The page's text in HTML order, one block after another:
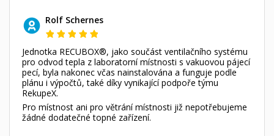
Rolf Schernes
Jednotka RECUBOX®, jako součást ventilačního systému
pro odvod tepla z laboratorní místnosti s vakuovou pájecí
pecí, byla nakonec včas nainstalována a funguje podle
plánu i výpočtů, také díky vynikající podpoře týmu
RekupeX.
Pro místnost ani pro větrání místnosti již nepotřebujeme
žádné dodatečné topné zařízení.